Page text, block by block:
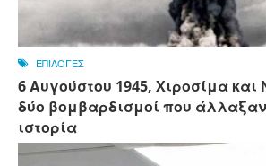
ΕΠΙΛΟΓΕΣ
6 Αυγούστου 1945, Xιροσίμα
δύο βομβαρδισμοί που
ιστορία